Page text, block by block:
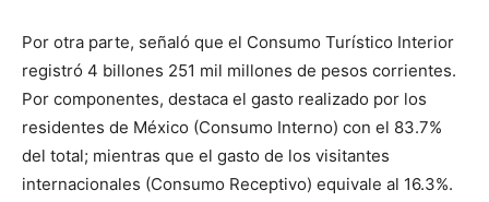
Por otra parte, señaló que el Consumo Turístico Interior
registró 4 billones 251 mil millones de pesos corrientes.
Por componentes, destaca el gasto realizado por los
residentes de México (Consumo Interno) con el 83.7%
del total; mientras que el gasto de los visitantes
internacionales (Consumo Receptivo) equivale al 16.3%.